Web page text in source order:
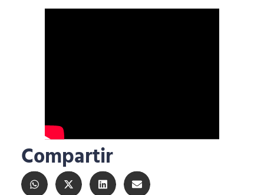
Compartir